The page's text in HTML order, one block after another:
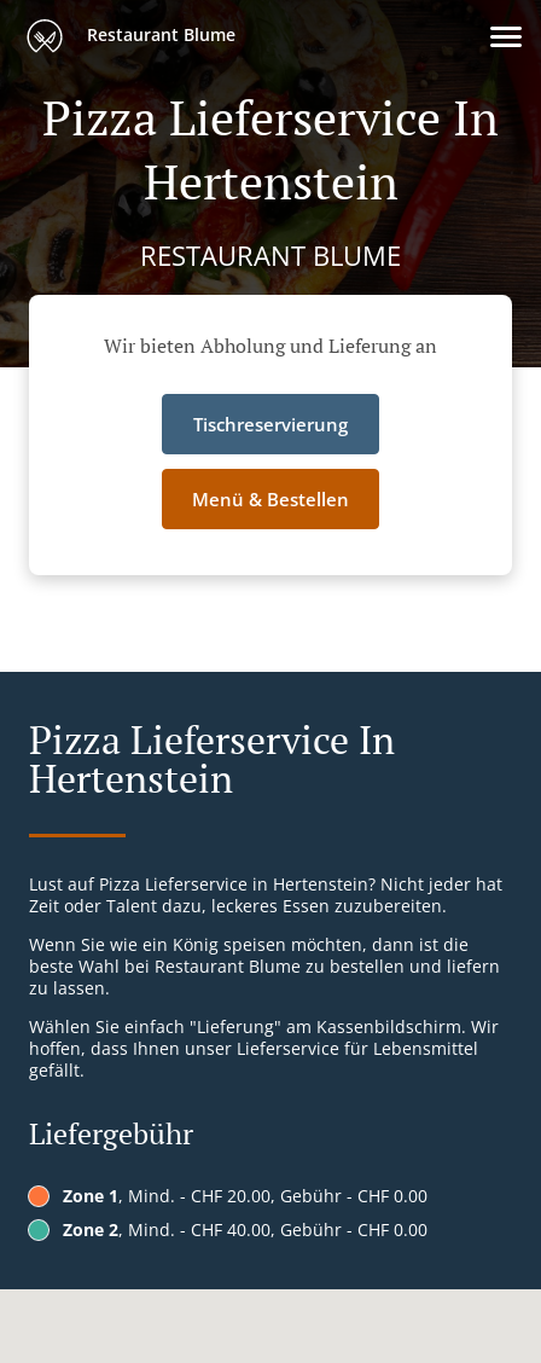
Restaurant Blume
Pizza Lieferservice In
Hertenstein
RESTAURANT BLUME
Wir bieten Abholung und Lieferung an
Tischreservierung
Menü & Bestellen
Pizza Lieferservice In
Hertenstein
Lust auf Pizza Lieferservice in Hertenstein? Nicht jeder hat
Zeit oder Talent dazu, leckeres Essen zuzubereiten.
Wenn Sie wie ein König speisen möchten, dann ist die
beste Wahl bei Restaurant Blume zu bestellen und liefern
zu lassen.
Wählen Sie einfach "Lieferung" am Kassenbildschirm. Wir
hoffen, dass Ihnen unser Lieferservice für Lebensmittel
gefällt.
Liefergebühr
Zone 1, Mind. - CHF 20.00, Gebühr - CHF 0.00
Zone 2, Mind. - CHF 40.00, Gebühr - CHF 0.00